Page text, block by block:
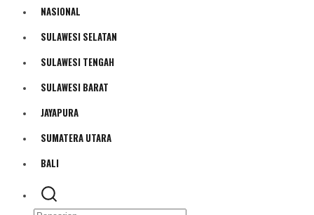
Teknologi
Pendidikan
NASIONAL
SULAWESI SELATAN
SULAWESI TENGAH
SULAWESI BARAT
JAYAPURA
SUMATERA UTARA
BALI